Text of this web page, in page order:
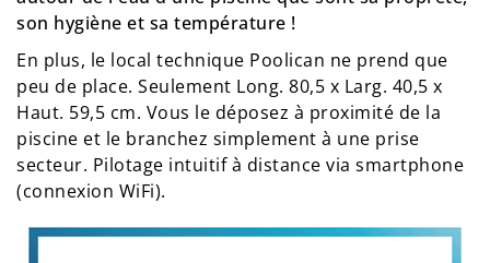
son hygiène et sa température !
En plus, le local technique Poolican ne prend que
peu de place. Seulement Long. 80,5 x Larg. 40,5 x
Haut. 59,5 cm. Vous le déposez à proximité de la
piscine et le branchez simplement à une prise
secteur. Pilotage intuitif à distance via smartphone
(connexion WiFi).